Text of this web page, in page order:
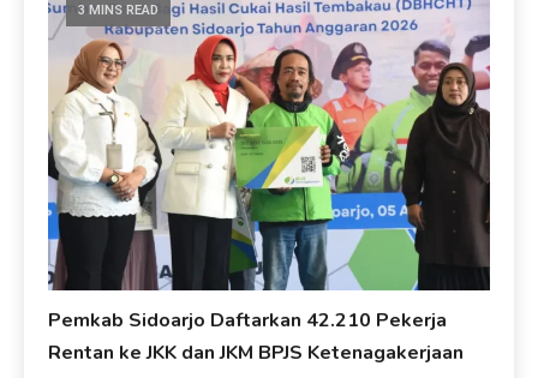
3 MINS READ
Pemkab Sidoarjo Daftarkan 42.210 Pekerja
Rentan ke JKK dan JKM BPJS Ketenagakerjaan